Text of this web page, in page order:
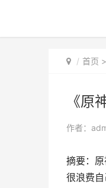
首页 >
《原
作者：
摘要：
很浪费